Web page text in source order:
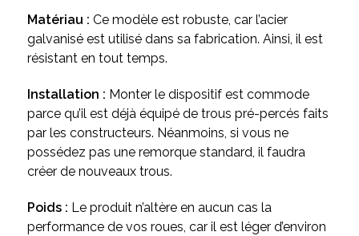
Matériau : Ce modèle est robuste, car l’acier
galvanisé est utilisé dans sa fabrication. Ainsi, il est
résistant en tout temps.
Installation : Monter le dispositif est commode
parce qu’il est déjà équipé de trous pré-percés faits
par les constructeurs. Néanmoins, si vous ne
possédez pas une remorque standard, il faudra
créer de nouveaux trous.
Poids : Le produit n’altère en aucun cas la
performance de vos roues, car il est léger d’environ